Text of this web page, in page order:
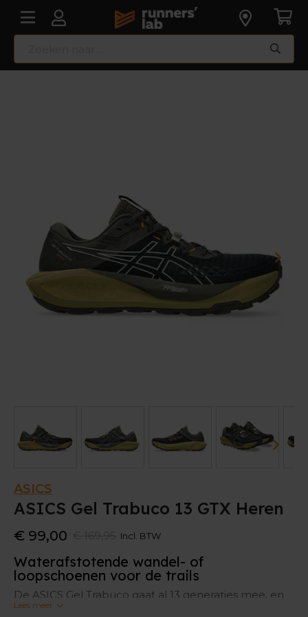
ASICS
ASICS Gel Trabuco 13 GTX Heren
€ 99,00 Incl. BTW
Waterafstotende wandel- of
loopschoenen voor de trails
De ASICS Gel Trabuco gaat al 13 generaties mee, en
dat wil wel wat zeggen. De schoenen zijn stabiel en
Lees meer